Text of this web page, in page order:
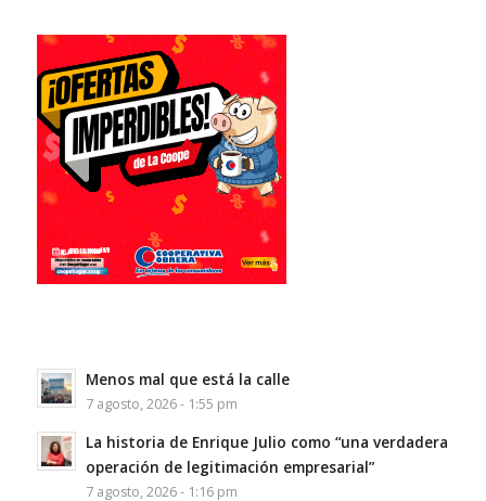
Menos mal que está la calle
7 agosto, 2026 - 1:55 pm
La historia de Enrique Julio como “una verdadera
operación de legitimación empresarial”
7 agosto, 2026 - 1:16 pm